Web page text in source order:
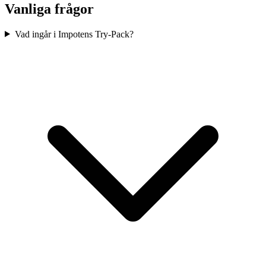
Vanliga frågor
Vad ingår i Impotens Try-Pack?